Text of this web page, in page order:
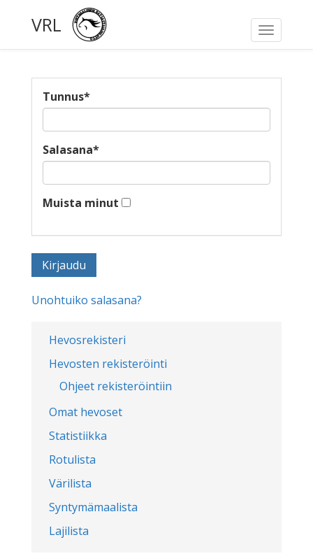
Toggle
VRL
Hevosrekisteri
Hevosten rekisteröinti
Ohjeet rekisteröintiin
Omat hevoset
Statistiikka
Rotulista
Värilista
Syntymämaalista
Lajilista
Tunnus*
Salasana*
Muista minut
Unohtuiko salasana?